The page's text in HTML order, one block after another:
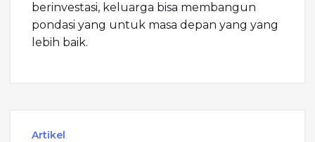
berinvestasi, keluarga bisa membangun
pondasi yang untuk masa depan yang yang
lebih baik.
Artikel